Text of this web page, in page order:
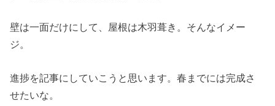
壁は一面だけにして、屋根は木羽葺き。そんなイメー
ジ。
進捗を記事にしていこうと思います。春までには完成さ
せたいな。